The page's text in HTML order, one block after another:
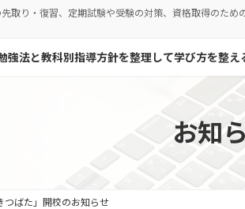
取り・復習、定期試験や受験の対策、資格取得のため
強法と教科別指導方針を整理して学び方を整え
お知
つばた」開校のお知らせ